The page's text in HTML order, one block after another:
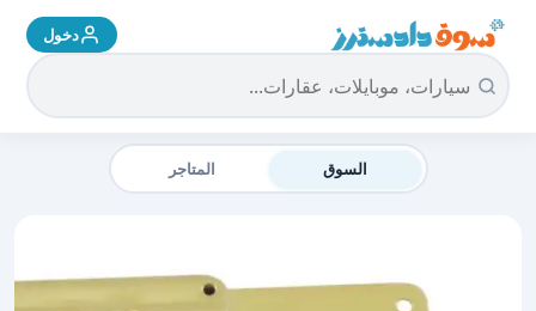
سوق دادسترز الرئيسية دخول
السوق المتاجر